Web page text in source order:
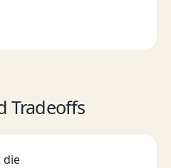
Tradeoffs
die